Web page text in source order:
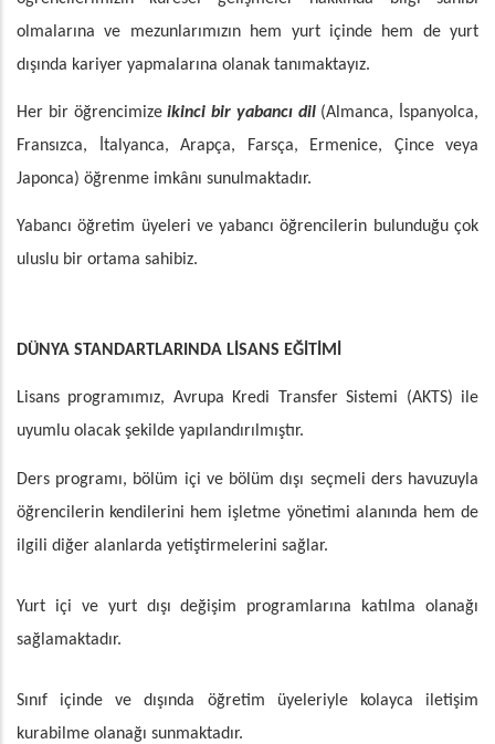
olmalarına ve mezunlarımızın hem yurt içinde hem de yurt
dışında kariyer yapmalarına olanak tanımaktayız.
Her bir öğrencimizeikinci bir yabancı dil(Almanca, İspanyolca,
Fransızca, İtalyanca, Arapça, Farsça, Ermenice, Çince veya
Japonca) öğrenme imkânı sunulmaktadır.
Yabancı öğretim üyeleri ve yabancı öğrencilerin bulunduğu çok
uluslu bir ortama sahibiz.
DÜNYA STANDARTLARINDA LİSANS EĞİTİMİ
Lisans programımız, Avrupa Kredi Transfer Sistemi (AKTS) ile
uyumlu olacak şekilde yapılandırılmıştır.
Ders programı, bölüm içi ve bölüm dışı seçmeli ders havuzuyla
öğrencilerin kendilerini hem işletme yönetimi alanında hem de
ilgili diğer alanlarda yetiştirmelerini sağlar.
Yurt içi ve yurt dışı değişim programlarına katılma olanağı
sağlamaktadır.
Sınıf içinde ve dışında öğretim üyeleriyle kolayca iletişim
kurabilme olanağı sunmaktadır.